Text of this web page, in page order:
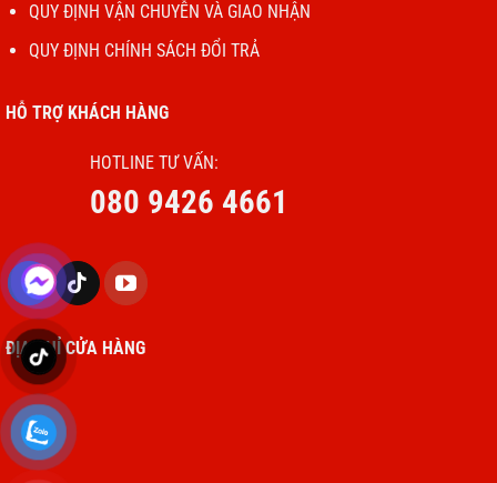
QUY ĐỊNH VẬN CHUYỄN VÀ GIAO NHẬN
QUY ĐỊNH CHÍNH SÁCH ĐỔI TRẢ
HỖ TRỢ KHÁCH HÀNG
HOTLINE TƯ VẤN:
080 9426 4661
ĐỊA CHỈ CỬA HÀNG